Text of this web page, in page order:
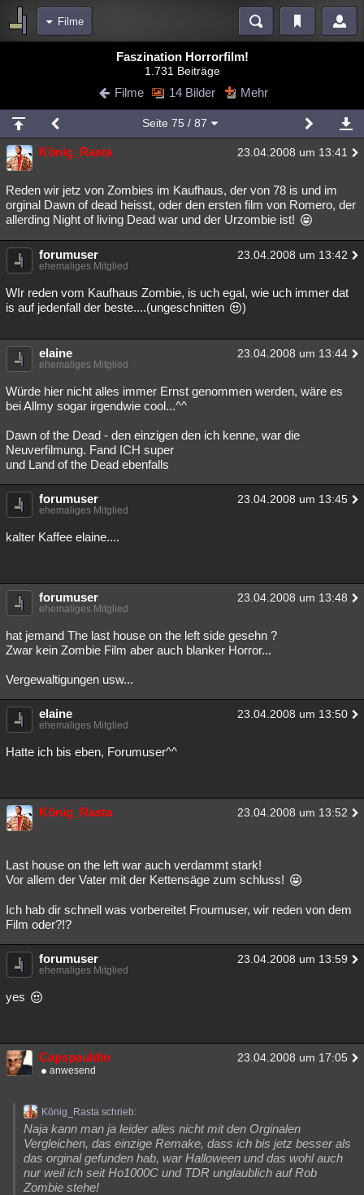
Filme
Blogs Videos
Chat Wiki Neuigkeiten
meine Rubriken
Menschen Wissenschaft Mystery Kriminalfälle
Spiritualität Verschwörungen Technologie Ufologie
Natur Umfragen Unterhaltung
weitere Rubriken
Philosophie Träume
Astronomie Helpdesk Gruppen Gaming Filme
Übersichten
Lesenswert Schlüsselwörter
Faszination Horrorfilm!
1.731 Beiträge
Filme 14 Bilder Mehr
Seite 75 / 87
König_Rasta 23.04.2008 um 13:41
Reden wir jetz von Zombies im Kaufhaus, der von 78 is und im
orginal Dawn of dead heisst, oder den ersten film von Romero, der
allerding Night of living Dead war und der Urzombie ist!
forumuser 23.04.2008 um 13:42
ehemaliges Mitglied
WIr reden vom Kaufhaus Zombie, is uch egal, wie uch immer dat
is auf jedenfall der beste....(ungeschnitten
)
elaine 23.04.2008 um 13:44
ehemaliges Mitglied
Würde hier nicht alles immer Ernst genommen werden, wäre es
bei Allmy sogar irgendwie cool...^^
Dawn of the Dead - den einzigen den ich kenne, war die
Neuverfilmung. Fand ICH super
und Land of the Dead ebenfalls
forumuser 23.04.2008 um 13:45
ehemaliges Mitglied
kalter Kaffee elaine....
forumuser 23.04.2008 um 13:48
ehemaliges Mitglied
hat jemand The last house on the left side gesehn ?
Zwar kein Zombie Film aber auch blanker Horror...
Vergewaltigungen usw...
elaine 23.04.2008 um 13:50
ehemaliges Mitglied
Hatte ich bis eben, Forumuser^^
König_Rasta 23.04.2008 um 13:52
Last house on the left war auch verdammt stark!
Vor allem der Vater mit der Kettensäge zum schluss!
Ich hab dir schnell was vorbereitet Froumuser, wir reden von dem
Film oder?!?
forumuser 23.04.2008 um 13:59
ehemaliges Mitglied
yes
Capspauldin 23.04.2008 um 17:05
anwesend
König_Rasta schrieb:
Naja kann man ja leider alles nicht mit den Orginalen
Vergleichen, das einzige Remake, dass ich bis jetz besser als
das orginal gefunden hab, war Halloween und das wohl auch
nur weil ich seit Ho1000C und TDR unglaublich auf Rob
Zombie stehe!